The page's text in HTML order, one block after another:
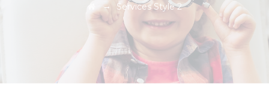
→ Services Style 2